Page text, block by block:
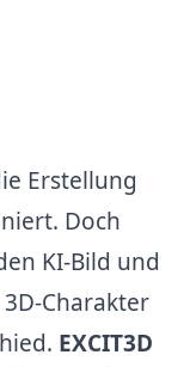
Erstellung
Doch
KI-Bild und
Charakter
EXCIT3D